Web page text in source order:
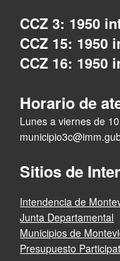
CCZ 3: 1950
CCZ 15: 1950
CCZ 16: 1950
Horario de
Lunes a viernes de
Sitios de
Intendencia de
Junta Departamental
Municipios de
Presupuesto